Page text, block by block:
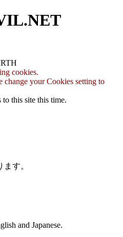
cookies.
change your Cookies setting to
to this site this time.
す。
and Japanese.